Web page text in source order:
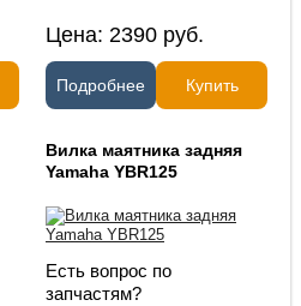
Цена: 2390 руб.
Подробнее Купить
Вилка маятника задняя
Yamaha YBR125
Есть вопрос по
запчастям?